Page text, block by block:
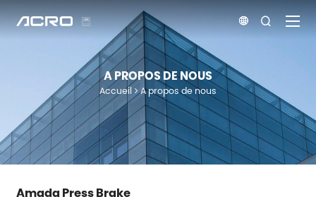
 
A PROPOS DE NOUS
Accueil A propos de nous
Amada Press Brake